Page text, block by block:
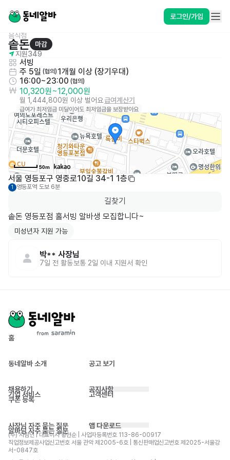
로그인/가입
음식점
솥돈
마감
지원349
서빙
주 5일 (협의) 1개월 이상 (장기우대)
16:00~23:00 (협의)
10,320원~12,000원
월 1,444,800원 이상 벌어요급여계산기
급여가 최저임금 미달이어도 최저임금을 보장받아요
50m
서울 영등포구 영중로10길 34-1 1층
1 영등포역 도보 6분
길찾기
솥돈 영등포점 홀서빙 알바생 모집합니다~
미성년자 지원 가능
박** 사장님
7일 전 활동보통 2일 이내 지원서 확인
홈
동네알바 소개 공고 보기
채용하기
기업 서비스
쿠폰 등록
공지사항
고객센터
사장님 자주 묻는 질문
알바님 자주 묻는 질문
앱 다운로드
(주) 사람인 | 대표이사 황현순 | 사업자등록번호 113-86-00917
직업정보제공사업신고번호 서울 관악 제2005-6호 | 통신판매업신고번호 제2025-서울강
서-0847호